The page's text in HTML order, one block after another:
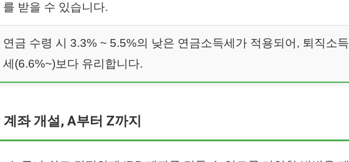
를 받을 수 있습니다.
연금 수령 시 3.3% ~ 5.5%의 낮은 연금소득세가 적용되어, 퇴직소득
세(6.6%~)보다 유리합니다.
계좌 개설, A부터 Z까지